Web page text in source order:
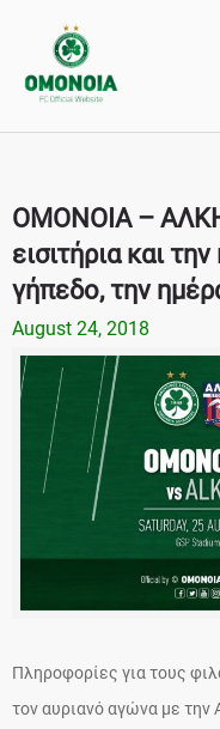
ΟΜΟΝΟΙΑ – ΑΛΚΗ
εισιτήρια και
γήπεδο, την
August 24, 2018
Πληροφορίες για τους
τον αυριανό αγώνα με την